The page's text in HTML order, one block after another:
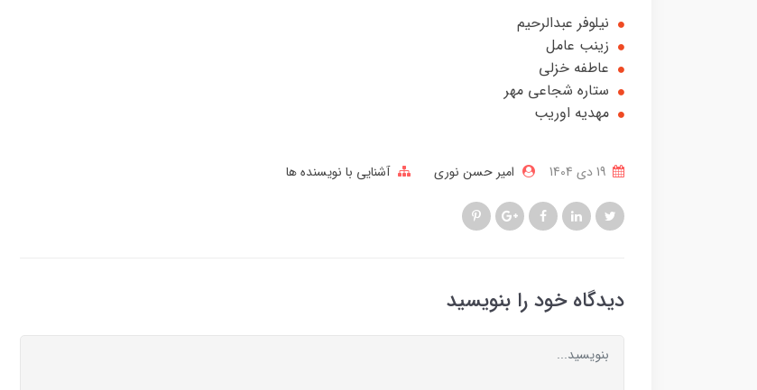
نیلوفر عبدالرحیم
زینب عامل
عاطفه خزلی
ستاره شجاعی مهر
مهدیه اوریب
امیر حسن نوری آشنایی با نویسنده ها
دیدگاه خود را بنویسید